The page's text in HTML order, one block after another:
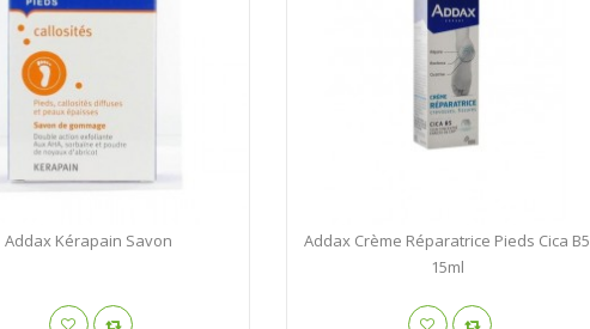
Addax Kérapain Savon
Addax Crème Réparatrice Pieds Cica B5
15ml